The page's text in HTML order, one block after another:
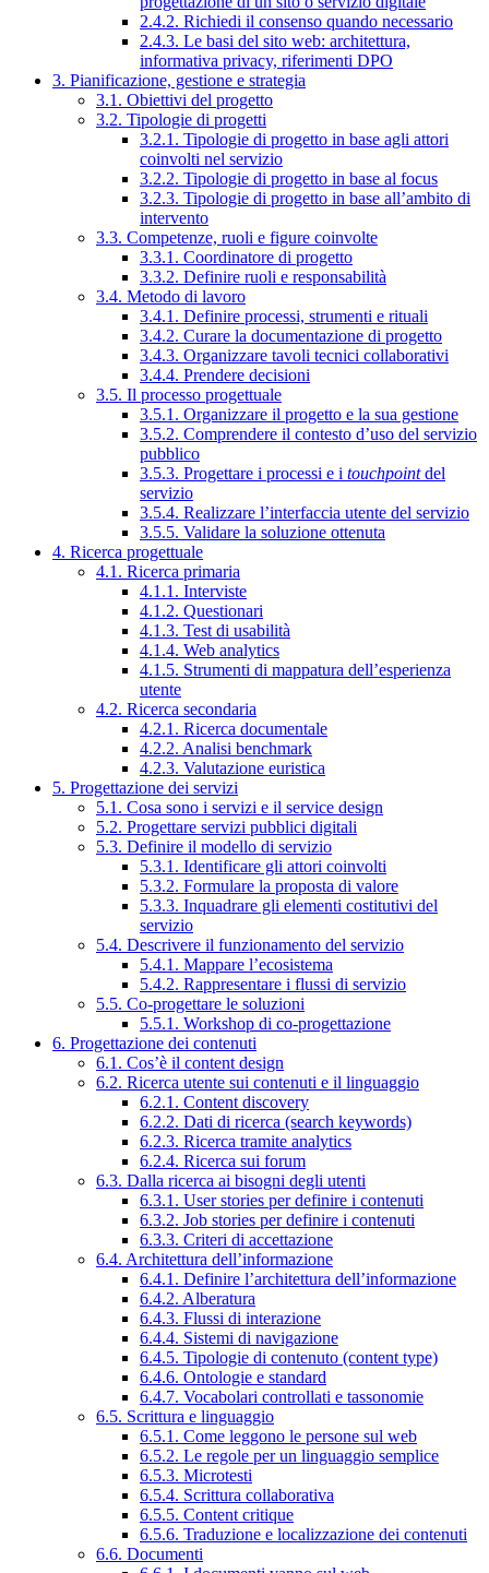
2.4.2. Richiedi il consenso quando necessario
2.4.3. Le basi del sito web: architettura,
informativa privacy, riferimenti DPO
3. Pianificazione, gestione e strategia
3.1. Obiettivi del progetto
3.2. Tipologie di progetti
3.2.1. Tipologie di progetto in base agli attori
coinvolti nel servizio
3.2.2. Tipologie di progetto in base al focus
3.2.3. Tipologie di progetto in base all’ambito di
intervento
3.3. Competenze, ruoli e figure coinvolte
3.3.1. Coordinatore di progetto
3.3.2. Definire ruoli e responsabilità
3.4. Metodo di lavoro
3.4.1. Definire processi, strumenti e rituali
3.4.2. Curare la documentazione di progetto
3.4.3. Organizzare tavoli tecnici collaborativi
3.4.4. Prendere decisioni
3.5. Il processo progettuale
3.5.1. Organizzare il progetto e la sua gestione
3.5.2. Comprendere il contesto d’uso del servizio
pubblico
3.5.3. Progettare i processi e i touchpointdel
servizio
3.5.4. Realizzare l’interfaccia utente del servizio
3.5.5. Validare la soluzione ottenuta
4. Ricerca progettuale
4.1. Ricerca primaria
4.1.1. Interviste
4.1.2. Questionari
4.1.3. Test di usabilità
4.1.4. Web analytics
4.1.5. Strumenti di mappatura dell’esperienza
utente
4.2. Ricerca secondaria
4.2.1. Ricerca documentale
4.2.2. Analisi benchmark
4.2.3. Valutazione euristica
5. Progettazione dei servizi
5.1. Cosa sono i servizi e il service design
5.2. Progettare servizi pubblici digitali
5.3. Definire il modello di servizio
5.3.1. Identificare gli attori coinvolti
5.3.2. Formulare la proposta di valore
5.3.3. Inquadrare gli elementi costitutivi del
servizio
5.4. Descrivere il funzionamento del servizio
5.4.1. Mappare l’ecosistema
5.4.2. Rappresentare i flussi di servizio
5.5. Co-progettare le soluzioni
5.5.1. Workshop di co-progettazione
6. Progettazione dei contenuti
6.1. Cos’è il content design
6.2. Ricerca utente sui contenuti e il linguaggio
6.2.1. Content discovery
6.2.2. Dati di ricerca (search keywords)
6.2.3. Ricerca tramite analytics
6.2.4. Ricerca sui forum
6.3. Dalla ricerca ai bisogni degli utenti
6.3.1. User stories per definire i contenuti
6.3.2. Job stories per definire i contenuti
6.3.3. Criteri di accettazione
6.4. Architettura dell’informazione
6.4.1. Definire l’architettura dell’informazione
6.4.2. Alberatura
6.4.3. Flussi di interazione
6.4.4. Sistemi di navigazione
6.4.5. Tipologie di contenuto (content type)
6.4.6. Ontologie e standard
6.4.7. Vocabolari controllati e tassonomie
6.5. Scrittura e linguaggio
6.5.1. Come leggono le persone sul web
6.5.2. Le regole per un linguaggio semplice
6.5.3. Microtesti
6.5.4. Scrittura collaborativa
6.5.5. Content critique
6.5.6. Traduzione e localizzazione dei contenuti
6.6. Documenti